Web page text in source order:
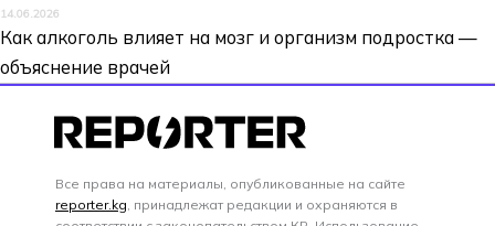
14.06.2026
Как алкоголь влияет на мозг и организм подростка —
объяснение врачей
Все права на материалы, опубликованные на сайте
reporter.kg, принадлежат редакции и охраняются в